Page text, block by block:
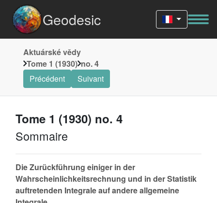
Geodesic
Aktuárské vědy
Tome 1 (1930) no. 4
Précédent
Suivant
Tome 1 (1930) no. 4
Sommaire
Die Zurückführung einiger in der
Wahrscheinlichkeitsrechnung und in der Statistik
auftretenden Integrale auf andere allgemeine